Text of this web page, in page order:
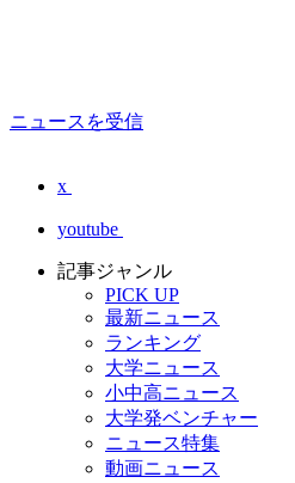
ニュースを受信
x
youtube
記事ジャンル
PICK UP
最新ニュース
ランキング
大学ニュース
小中高ニュース
大学発ベンチャー
ニュース特集
動画ニュース